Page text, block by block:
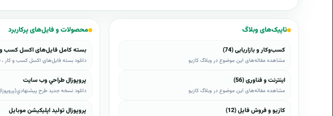
تاپیک‌های وبلاگ
کسب‌وکار و بازاریابی (74)
مشاهده مقاله‌های این موضوع در وبلاگ کازیو
اینترنت و فناوری (56)
مشاهده مقاله‌های این موضوع در وبلاگ کازیو
کازیو و فروش فایل (12)
محصولات و فایل‌های پرکاربرد
بسته کامل فایل‌های اکسل کسب و
دانلود بسته فایل‌های اکسل کسب و کار ،
پروپوزال طراحي وب سايت
دانلود نسخه جدید طرح
پروپوزال تولید اپلیکیشن موبایل